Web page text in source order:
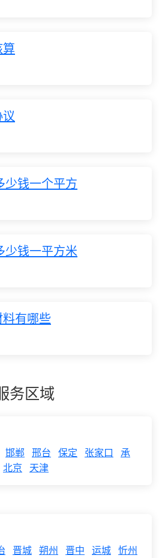
少钱一个平方
少钱一平方米
有哪些
务区域
邯郸 邢台 保定 张家口
承
北京 天津
晋城 朔州 晋中 运城 忻州